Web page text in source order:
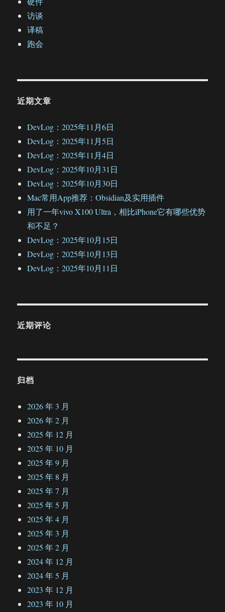
访谈
译稿
跑会
近期文章
DevLog：2025年11月6日
DevLog：2025年11月5日
DevLog：2025年11月4日
DevLog：2025年10月31日
DevLog：2025年10月30日
Mac常用App推荐：Obsidian及实用插件
用了一年vivo X100 Ultra，相比iPhone它有哪些优势
和不足？
DevLog：2025年10月15日
DevLog：2025年10月13日
DevLog：2025年10月11日
近期评论
归档
2026 年 3 月
2026 年 2 月
2025 年 12 月
2025 年 10 月
2025 年 9 月
2025 年 8 月
2025 年 7 月
2025 年 5 月
2025 年 4 月
2025 年 3 月
2025 年 2 月
2024 年 12 月
2024 年 5 月
2023 年 12 月
2023 年 10 月